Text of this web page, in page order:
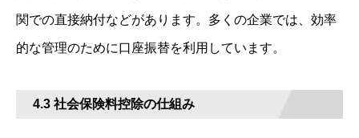
関での直接納付などがあります。多くの企業では、効率
的な管理のために口座振替を利用しています。
4.3 社会保険料控除の仕組み